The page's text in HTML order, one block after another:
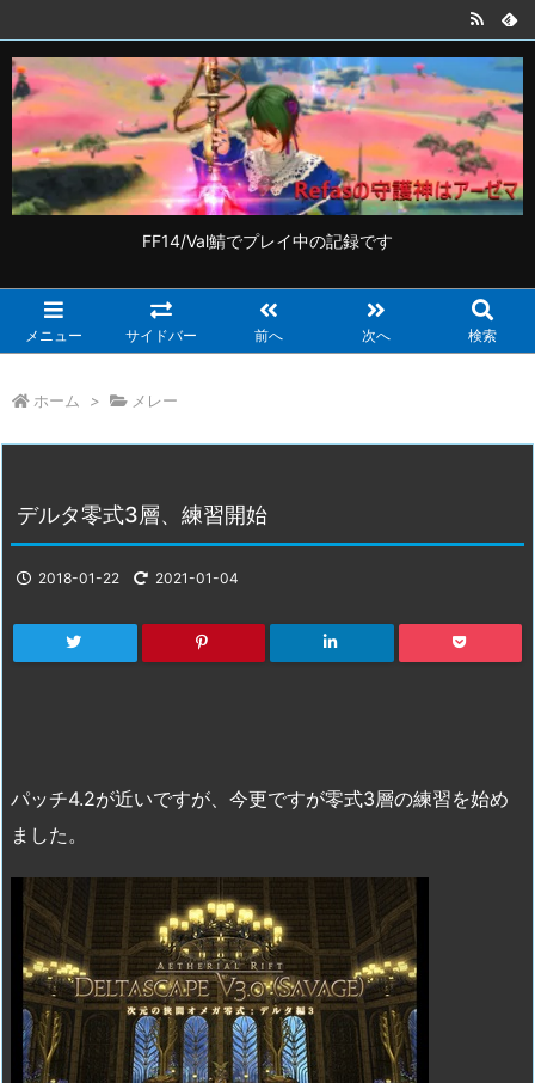
FF14/Val鯖でプレイ中の記録です
メニュー サイドバー 前へ 次へ 検索
ホーム > メレー
デルタ零式3層、練習開始
2018-01-22 2021-01-04
パッチ4.2が近いですが、今更ですが零式3層の練習を始め
ました。